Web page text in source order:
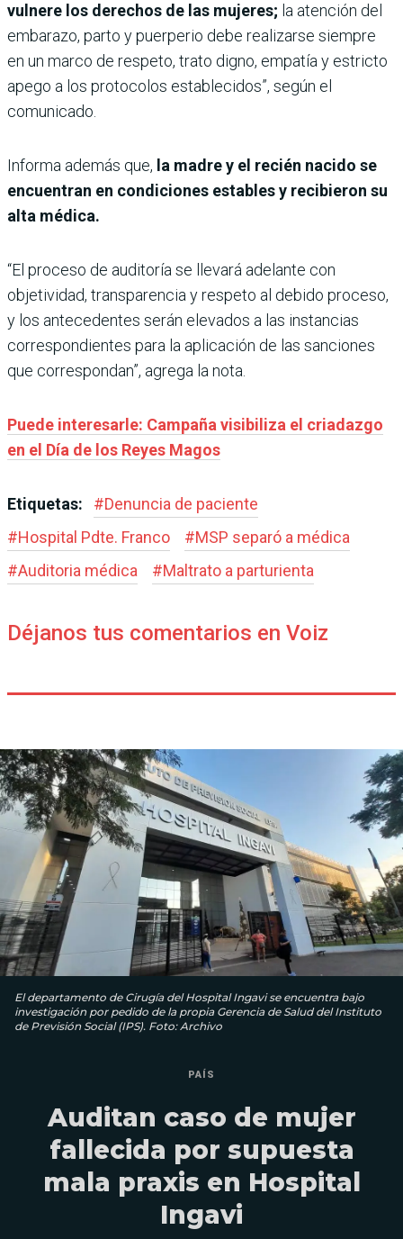
vulnere los derechos de las mujeres; la atención del
embarazo, parto y puerperio debe realizarse siempre
en un marco de respeto, trato digno, empatía y estricto
apego a los protocolos establecidos”, según el
comunicado.
Informa además que, la madre y el recién nacido se
encuentran en condiciones estables y recibieron su
alta médica.
“El proceso de auditoría se llevará adelante con
objetividad, transparencia y respeto al debido proceso,
y los antecedentes serán elevados a las instancias
correspondientes para la aplicación de las sanciones
que correspondan”, agrega la nota.
Puede interesarle: Campaña visibiliza el criadazgo
en el Día de los Reyes Magos
Etiquetas: #Denuncia de paciente
#Hospital Pdte. Franco #MSP separó a médica
#Auditoria médica #Maltrato a parturienta
Déjanos tus comentarios en Voiz
El departamento de Cirugía del Hospital Ingavi se encuentra bajo
investigación por pedido de la propia Gerencia de Salud del Instituto
de Previsión Social (IPS). Foto: Archivo
PAÍS
Auditan caso de mujer
fallecida por supuesta
mala praxis en Hospital
Ingavi